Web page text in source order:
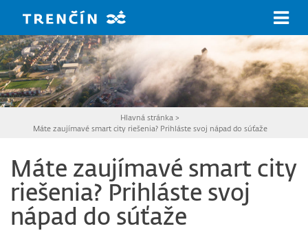
Hlavná stránka >
Máte zaujímavé smart city riešenia? Prihláste svoj nápad do súťaže
Máte zaujímavé smart city
riešenia? Prihláste svoj
nápad do súťaže